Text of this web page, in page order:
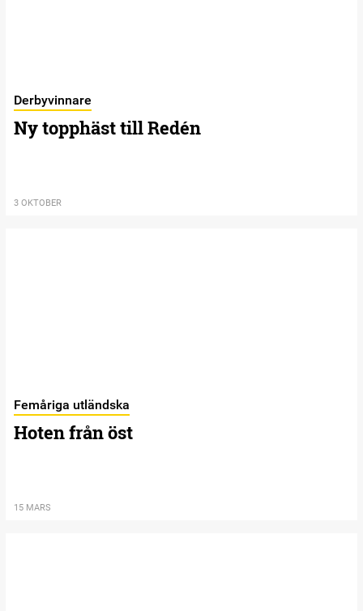
Derbyvinnare
Ny topphäst till Redén
3 OKTOBER
Femåriga utländska
Hoten från öst
15 MARS